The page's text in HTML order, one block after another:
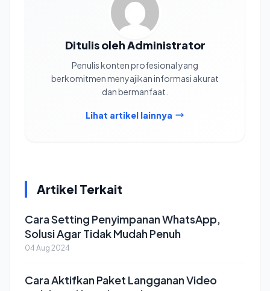
Ditulis oleh Administrator
Penulis konten profesional yang
berkomitmen menyajikan informasi akurat
dan bermanfaat.
Lihat artikel lainnya
Artikel Terkait
Cara Setting Penyimpanan WhatsApp,
Solusi Agar Tidak Mudah Penuh
04 Aug 2024
Cara Aktifkan Paket Langganan Video